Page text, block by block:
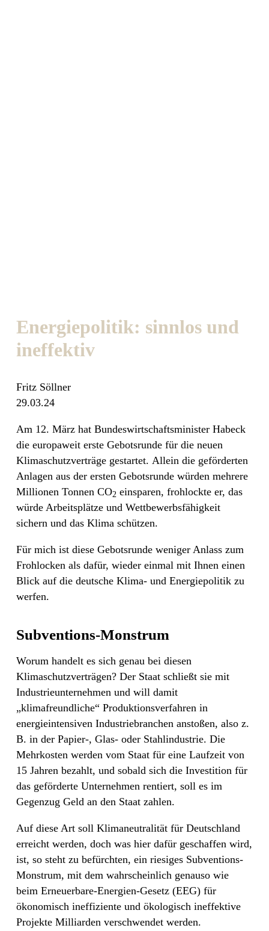
Energiepolitik: sinnlos und
ineffektiv
Fritz Söllner
29.03.24
Am 12. März hat Bundeswirtschaftsminister Habeck
die europaweit erste Gebotsrunde für die neuen
Klimaschutzverträge gestartet. Allein die geförderten
Anlagen aus der ersten Gebotsrunde würden mehrere
Millionen Tonnen CO2 einsparen, frohlockte er, das
würde Arbeitsplätze und Wettbewerbsfähigkeit
sichern und das Klima schützen.
Für mich ist diese Gebotsrunde weniger Anlass zum
Frohlocken als dafür, wieder einmal mit Ihnen einen
Blick auf die deutsche Klima- und Energiepolitik zu
werfen.
Subventions-Monstrum
Worum handelt es sich genau bei diesen
Klimaschutzverträgen? Der Staat schließt sie mit
Industrieunternehmen und will damit
„klimafreundliche“ Produktionsverfahren in
energieintensiven Industriebranchen anstoßen, also z.
B. in der Papier-, Glas- oder Stahlindustrie. Die
Mehrkosten werden vom Staat für eine Laufzeit von
15 Jahren bezahlt, und sobald sich die Investition für
das geförderte Unternehmen rentiert, soll es im
Gegenzug Geld an den Staat zahlen.
Auf diese Art soll Klimaneutralität für Deutschland
erreicht werden, doch was hier dafür geschaffen wird,
ist, so steht zu befürchten, ein riesiges Subventions-
Monstrum, mit dem wahrscheinlich genauso wie
beim Erneuerbare-Energien-Gesetz (EEG) für
ökonomisch ineffiziente und ökologisch ineffektive
Projekte Milliarden verschwendet werden.